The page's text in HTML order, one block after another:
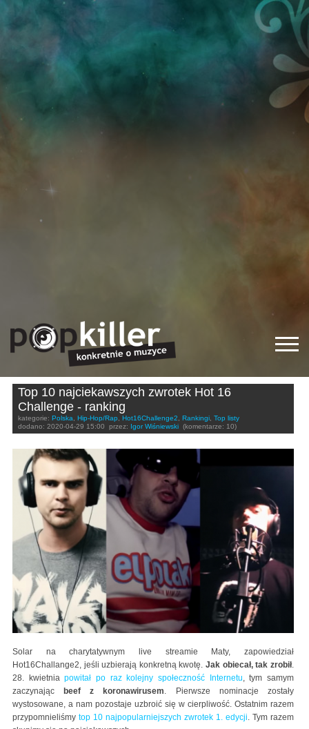
Top 10 najciekawszych zwrotek Hot 16
Challenge - ranking
kategorie: Polska, Hip-Hop/Rap, Hot16Challenge2, Rankingi, Top listy
dodano: 2020-04-29 15:00 przez: Igor Wiśniewski (komentarze: 10)
Solar na charytatywnym live streamie Maty, zapowiedział
Hot16Challange2, jeśli uzbierają konkretną kwotę.Jak obiecał, tak zrobił.
28. kwietniapowitał po raz kolejny społeczność Internetu, tym samym
zaczynając
beef z koronawirusem. Pierwsze nominacje zostały
wystosowane, a nam pozostaje uzbroić się w cierpliwość. Ostatnim razem
przypomnieliśmy top 10 najpopularniejszych zwrotek 1. edycji. Tym razem